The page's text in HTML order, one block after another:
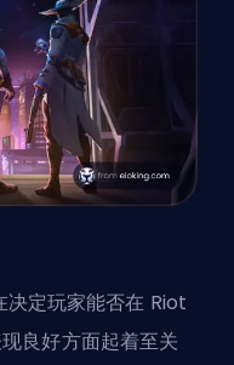
决定玩家能否在 Riot
良好方面起着至关